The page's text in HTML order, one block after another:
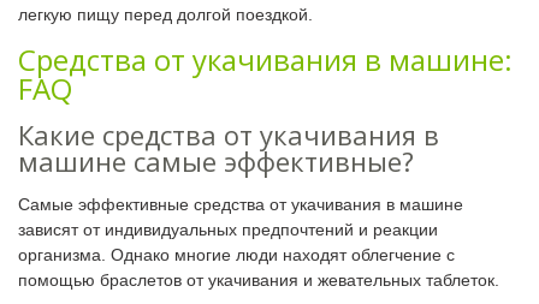
легкую пищу перед долгой поездкой.
Средства от укачивания в машине:
FAQ
Какие средства от укачивания в
машине самые эффективные?
Самые эффективные средства от укачивания в машине
зависят от индивидуальных предпочтений и реакции
организма. Однако многие люди находят облегчение с
помощью браслетов от укачивания и жевательных таблеток.